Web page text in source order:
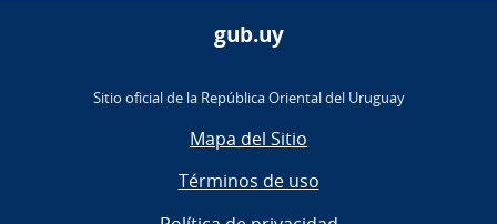
gub.uy
Sitio oficial de la República Oriental del Uruguay
Mapa del Sitio
Términos de uso